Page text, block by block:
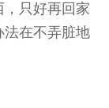
只好再回家
法在不弄脏地